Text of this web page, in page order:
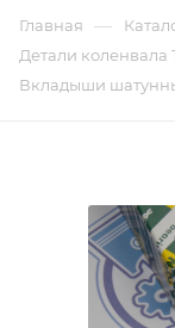
Главная —
Детали коленвала
Вкладыши